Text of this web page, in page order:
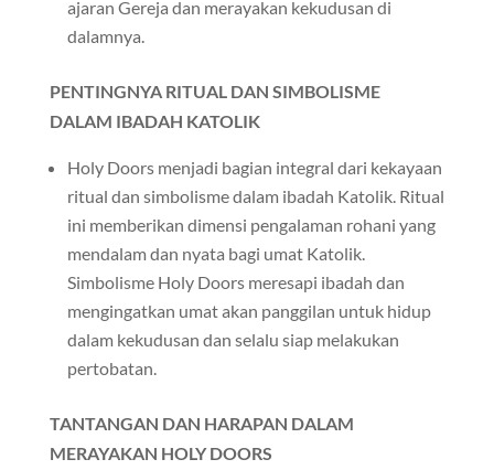
ajaran Gereja dan merayakan kekudusan di
dalamnya.
PENTINGNYA RITUAL DAN SIMBOLISME
DALAM IBADAH KATOLIK
Holy Doors menjadi bagian integral dari kekayaan
ritual dan simbolisme dalam ibadah Katolik. Ritual
ini memberikan dimensi pengalaman rohani yang
mendalam dan nyata bagi umat Katolik.
Simbolisme Holy Doors meresapi ibadah dan
mengingatkan umat akan panggilan untuk hidup
dalam kekudusan dan selalu siap melakukan
pertobatan.
TANTANGAN DAN HARAPAN DALAM
MERAYAKAN HOLY DOORS